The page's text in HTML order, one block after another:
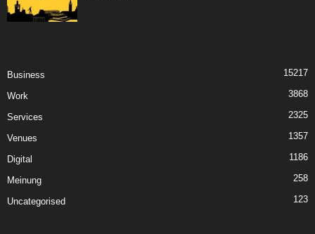
Business 15217
Work 3868
Services 2325
Venues 1357
Digital 1186
Meinung 258
Uncategorised 123